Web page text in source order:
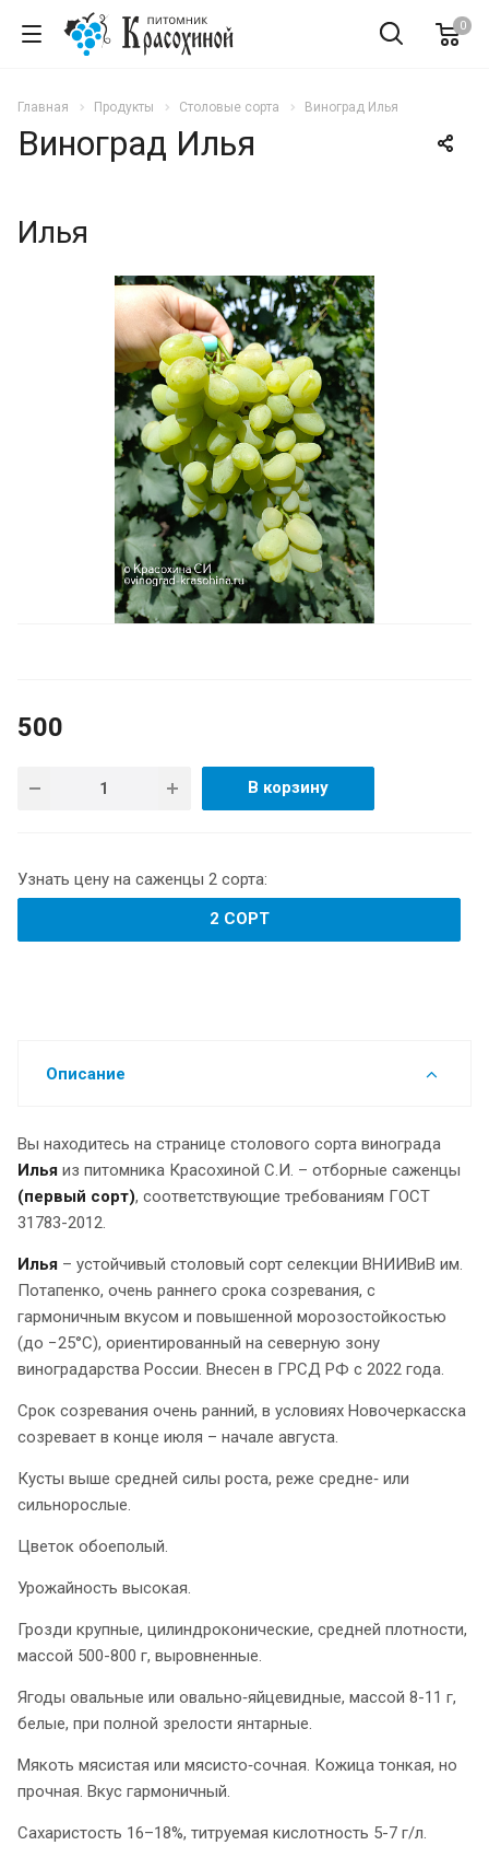
0
Главная Продукты Столовые сорта Виноград Илья
Виноград Илья
Илья
500
В корзину
Узнать цену на саженцы 2 сорта:
2 СОРТ
Описание
Вы находитесь на странице столового сорта винограда
Илья из питомника Красохиной С.И. – отборные саженцы
(первый сорт), соответствующие требованиям ГОСТ
31783-2012.
Илья – устойчивый столовый сорт селекции ВНИИВиВ им.
Потапенко, очень раннего срока созревания, с
гармоничным вкусом и повышенной морозостойкостью
(до −25°C), ориентированный на северную зону
виноградарства России. Внесен в ГРСД РФ с 2022 года.
Срок созревания очень ранний, в условиях Новочеркасска
созревает в конце июля – начале августа.
Кусты выше средней силы роста, реже средне‑ или
сильнорослые.
Цветок обоеполый.
Урожайность высокая.
Грозди крупные, цилиндроконические, средней плотности,
массой 500-800 г, выровненные.
Ягоды овальные или овально‑яйцевидные, массой 8-11 г,
белые, при полной зрелости янтарные.
Мякоть мясистая или мясисто‑сочная. Кожица тонкая, но
прочная. Вкус гармоничный.
Сахаристость 16–18%, титруемая кислотность 5-7 г/л.